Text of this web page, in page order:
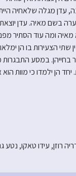
עדן מגלה שלאחיה
בשם מאיה. עדן
ומה עוד הסתיר
שתי הצעירות בו הן
במסע התבגרות
הן ילמדו כי מוות
רוזן, עידו טאקו, נטע